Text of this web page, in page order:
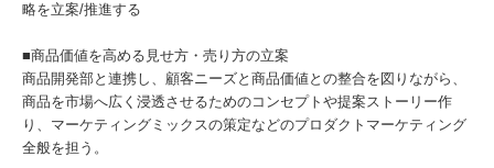
略を立案/推進する
■商品価値を高める見せ方・売り方の立案
商品開発部と連携し、顧客ニーズと商品価値との整合を図りながら、
商品を市場へ広く浸透させるためのコンセプトや提案ストーリー作
り、マーケティングミックスの策定などのプロダクトマーケティング
全般を担う。